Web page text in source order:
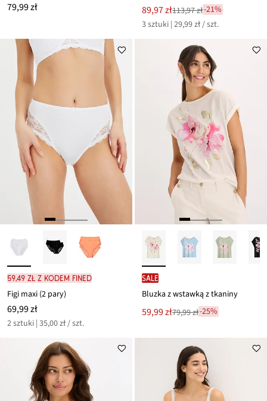
79,99 zł Nowa
cena
to
89,97 zł
Przeceniono
z
113,97 zł-21%
3 sztuki | 29,99 zł / szt.
59,49 zł z kodem FINED
Figi maxi (2 pary)
69,99 zł
2 sztuki | 35,00 zł / szt.
SALE
Bluzka z wstawką z tkaniny
Nowa
cena
59,99 zł
Przeceniono
ceny
79,99 zł-25%